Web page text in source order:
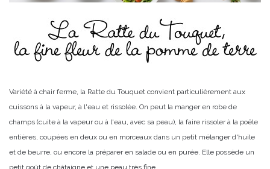
Variété à chair ferme, la Ratte du Touquet convient particulièrement aux
cuissons à la vapeur, à l'eau et rissolée. On peut la manger en robe de
champs (cuite à la vapeur ou à l'eau, avec sa peau), la faire rissoler à la poêle
entières, coupées en deux ou en morceaux dans un petit mélanger d'huile
et de beurre, ou encore la préparer en salade ou en purée. Elle possède un
petit goût de châtaigne et une peau très fine.